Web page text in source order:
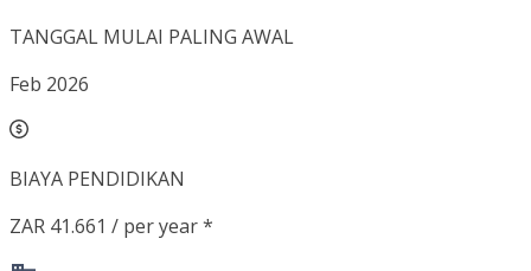
TANGGAL MULAI PALING AWAL
Feb 2026
BIAYA PENDIDIKAN
ZAR 41.661 / per year *